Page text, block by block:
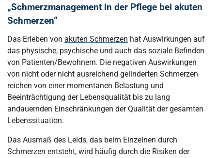
„Schmerzmanagement in der Pflege bei akuten
Schmerzen“
Das Erleben von akuten Schmerzen hat Auswirkungen auf
das physische, psychische und auch das soziale Befinden
von Patienten/Bewohnern. Die negativen Auswirkungen
von nicht oder nicht ausreichend gelinderten Schmerzen
reichen von einer momentanen Belastung und
Beeinträchtigung der Lebensqualität bis zu lang
andauernden Einschränkungen der Qualität der gesamten
Lebenssituation.
Das Ausmaß des Leids, das beim Einzelnen durch
Schmerzen entsteht, wird häufig durch die Risiken der